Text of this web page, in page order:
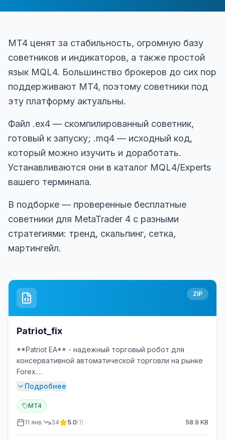
MT4 ценят за стабильность, огромную базу
советников и индикаторов, а также простой
язык MQL4. Большинство брокеров до сих пор
поддерживают MT4, поэтому советники под
эту платформу актуальны.
Файл .ex4 — скомпилированный советник,
готовый к запуску; .mq4 — исходный код,
который можно изучить и доработать.
Устанавливаются они в каталог MQL4/Experts
вашего терминала.
В подборке — проверенные бесплатные
советники для MetaTrader 4 с разными
стратегиями: тренд, скальпинг, сетка,
мартингейл.
ZIP
Patriot_fix
**Patriot EA** - надежный торговый робот для
консервативной автоматической торговли на рынке
Forex.
усреднением позиций
- **Таймфреймы:** H1, H4 (оптимально)
Подробнее
MT4
11 янв. 34 5.0(1) 58.9 KB